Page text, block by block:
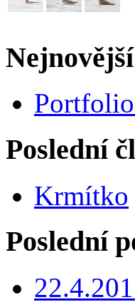
Poslední
Krmítko
Poslední